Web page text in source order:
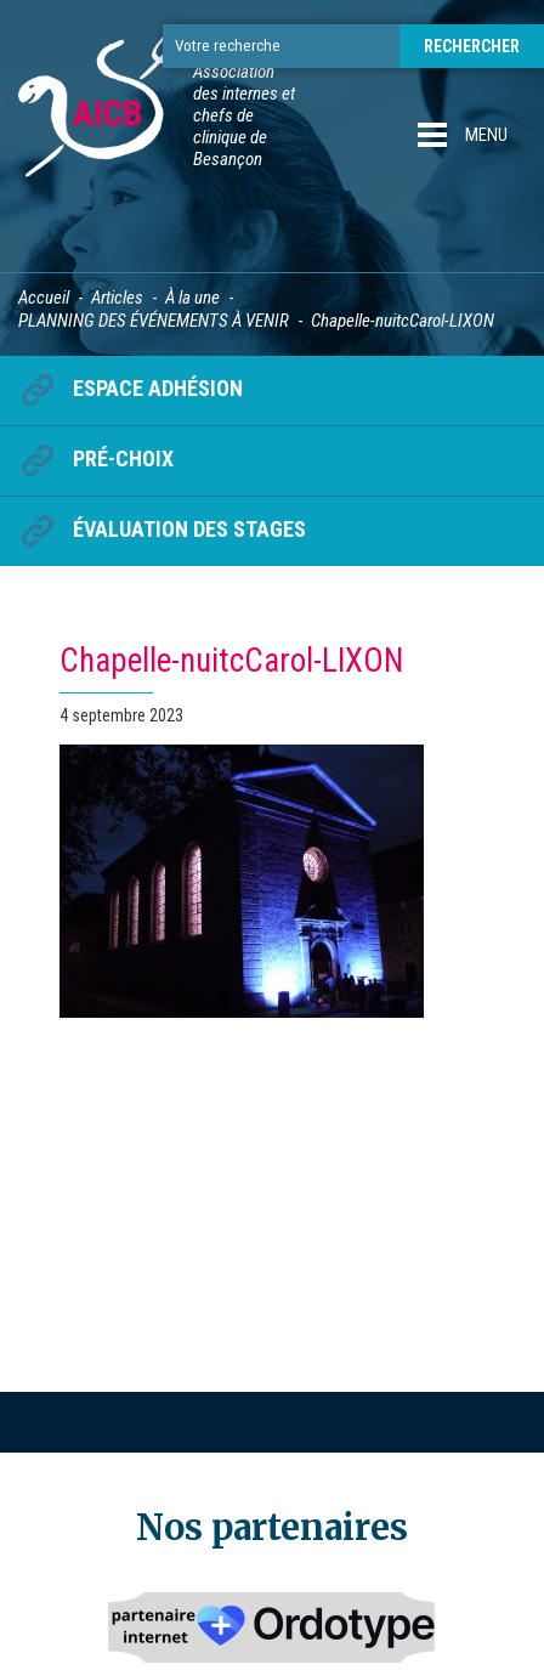
Association
des internes et
chefs de
clinique de
Besançon
MENU
Accueil Articles
À la une
PLANNING DES ÉVÉNEMENTS À VENIR
Chapelle-nuitcCarol-LIXON
ESPACE ADHÉSION
PRÉ-CHOIX
ÉVALUATION DES STAGES
Chapelle-nuitcCarol-LIXON
Publié
4 septembre 2023
Nos partenaires